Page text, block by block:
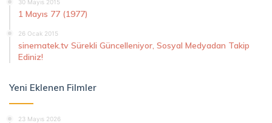
30 Mayıs 2015
1 Mayıs 77 (1977)
26 Ocak 2015
sinematek.tv Sürekli Güncelleniyor, Sosyal Medyadan Takip
Ediniz!
Yeni Eklenen Filmler
23 Mayıs 2026